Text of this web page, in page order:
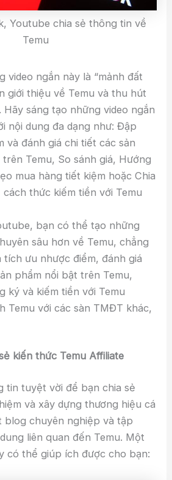
Youtube chia sẻ thông tin về
Temu
video ngắn này là “mảnh đất
giới thiệu về Temu và thu hút
Hãy sáng tạo những video ngắn
nội dung đa dạng như: Đập
và đánh giá chi tiết các sản
Temu, So sánh giá, Hướng
mua hàng tiết kiệm hoặc Chia
cách thức kiếm tiền với Temu
bạn có thể tạo những
sâu hơn về Temu, chẳng
ưu nhược điểm, đánh giá
phẩm nổi bật trên Temu,
ký và kiếm tiền với Temu
Temu với các sàn TMĐT khác,
kiến thức Temu Affiliate
tin tuyệt vời để bạn chia sẻ
và xây dựng thương hiệu cá
blog chuyên nghiệp và tập
liên quan đến Temu. Một
có thể giúp ích được cho bạn: